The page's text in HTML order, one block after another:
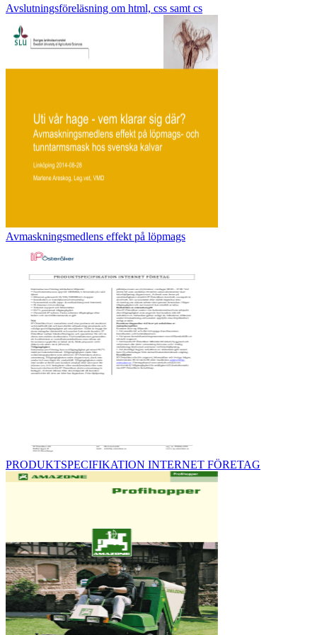
Avslutningsföreläsning om html, css samt cs
Avmaskningsmedlens effekt på löpmags
PRODUKTSPECIFIKATION INTERNET FÖRETAG